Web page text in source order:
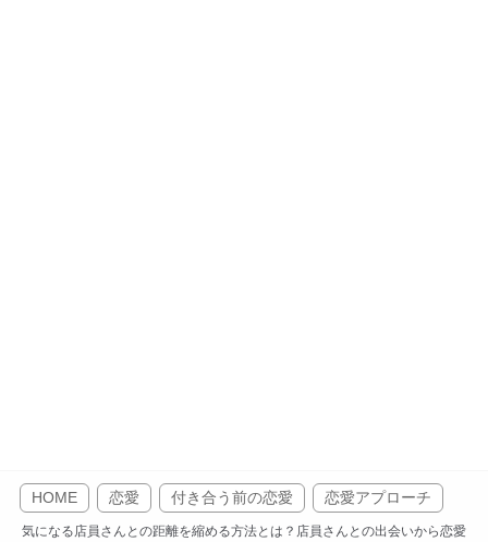
HOME 恋愛 付き合う前の恋愛 恋愛アプローチ
気になる店員さんとの距離を縮める方法とは？店員さんとの出会いから恋愛